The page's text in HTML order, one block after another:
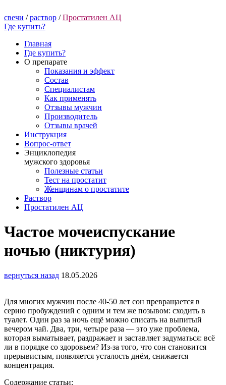
свечи / раствор / Простатилен АЦ
Где купить?
Главная
Где купить?
О препарате
Показания и эффект
Состав
Специалистам
Как применять
Отзывы мужчин
Производитель
Отзывы врачей
Инструкция
Вопрос-ответ
Энциклопедия
мужского здоровья
Полезные статьи
Тест на простатит
Женщинам о простатите
Раствор
Простатилен АЦ
Частое мочеиспускание
ночью (никтурия)
вернуться назад 18.05.2026
Для многих мужчин после 40-50 лет сон превращается в
серию пробуждений с одним и тем же позывом: сходить в
туалет. Один раз за ночь ещё можно списать на выпитый
вечером чай. Два, три, четыре раза — это уже проблема,
которая выматывает, раздражает и заставляет задуматься: всё
ли в порядке со здоровьем? Из-за того, что сон становится
прерывистым, появляется усталость днём, снижается
концентрация.
Содержание статьи: